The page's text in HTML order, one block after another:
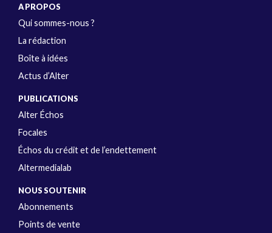
A PROPOS
Qui sommes-nous ?
La rédaction
Boîte à idées
Actus d’Alter
PUBLICATIONS
Alter Échos
Focales
Échos du crédit et de l’endettement
Altermedialab
NOUS SOUTENIR
Abonnements
Points de vente